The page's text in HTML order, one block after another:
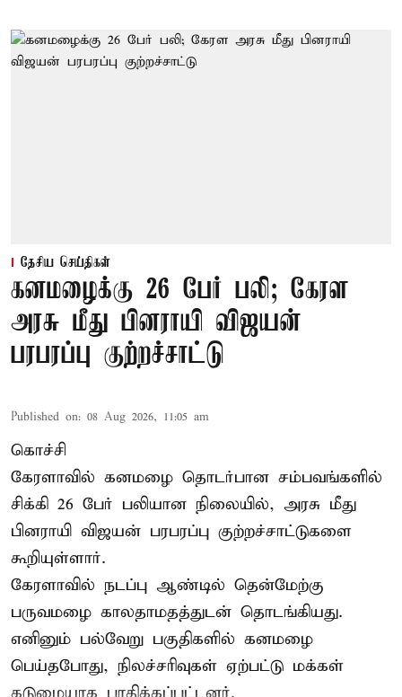
தேசிய செய்திகள்
கனமழைக்கு 26 பேர் பலி; கேரள
அரசு மீது பினராயி விஜயன்
பரபரப்பு குற்றச்சாட்டு
Published on: 08 Aug 2026, 11:05 am
கொச்சி
கேரளாவில் கனமழை தொடர்பான சம்பவங்களில்
சிக்கி 26 பேர் பலியான நிலையில், அரசு மீது
பினராயி விஜயன் பரபரப்பு குற்றச்சாட்டுகளை
கூறியுள்ளார்.
கேரளாவில் நடப்பு ஆண்டில் தென்மேற்கு
பருவமழை காலதாமதத்துடன் தொடங்கியது.
எனினும் பல்வேறு பகுதிகளில் கனமழை
பெய்தபோது, நிலச்சரிவுகள் ஏற்பட்டு மக்கள்
கடுமையாக பாதிக்கப்பட்டனர்.